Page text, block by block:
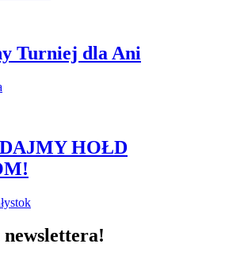
Turniej dla Ani
HOŁD
newslettera!